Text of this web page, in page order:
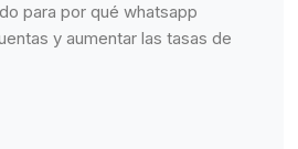
para por qué whatsapp
y aumentar las tasas de